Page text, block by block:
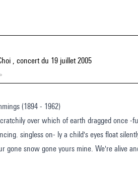
, concert du 19 juillet 2005
(1894 - 1962)
theres what immense live without every dancing. singless on- ly a child's eyes
shall be:cities may overflow(am was)assassinating whole